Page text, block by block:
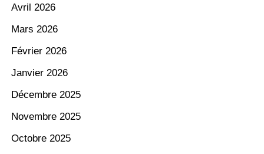
Avril 2026
Mars 2026
Février 2026
Janvier 2026
Décembre 2025
Novembre 2025
Octobre 2025